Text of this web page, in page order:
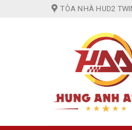
TÒA NHÀ HUD2